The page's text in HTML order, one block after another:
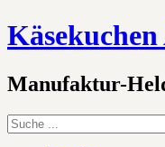
Käsekuchen
Manufaktur-